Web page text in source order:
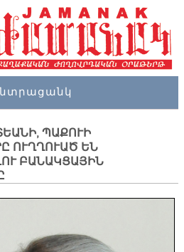
ՊԱՔՈՒԻ
ՈՒՂՂՈՒԱԾ ԵՆ
ԲԱՆԱԿՑԱՅԻՆ